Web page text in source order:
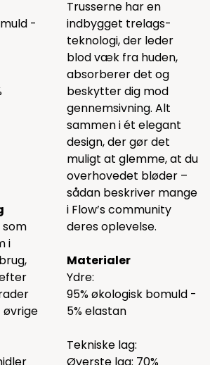
-
som
i
øvrige
Trusserne har en
indbygget trelags-
teknologi, der leder
blod væk fra huden,
absorberer det og
beskytter dig mod
gennemsivning. Alt
sammen i ét elegant
design, der gør det
muligt at glemme, at du
overhovedet bløder –
sådan beskriver mange
i Flow’s community
deres oplevelse.
Materialer
Ydre:
95% økologisk bomuld -
5% elastan
Tekniske lag:
Øverste lag: 70%